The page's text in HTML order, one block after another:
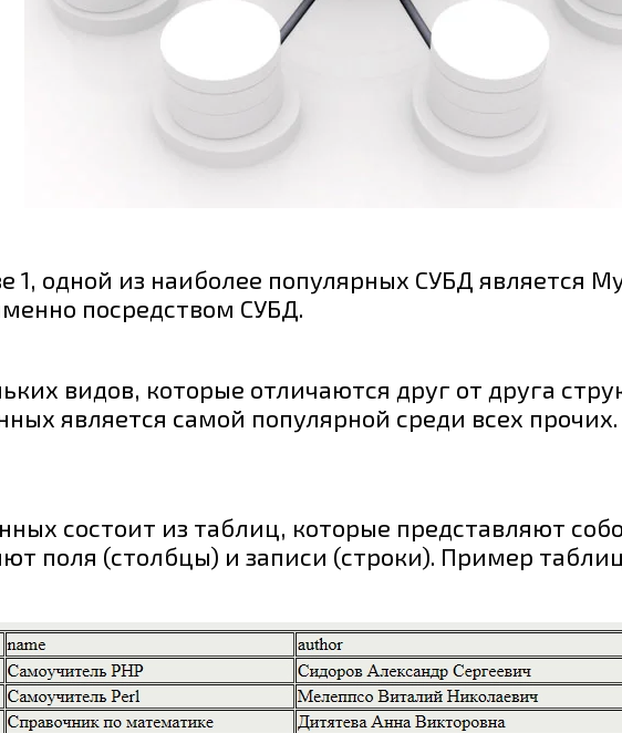
1, одной из наиболее популярных СУБД является
посредством СУБД.
видов, которые отличаются друг от друга
является самой популярной среди всех
состоит из таблиц, которые представляют
поля (столбцы) и записи (строки). Пример